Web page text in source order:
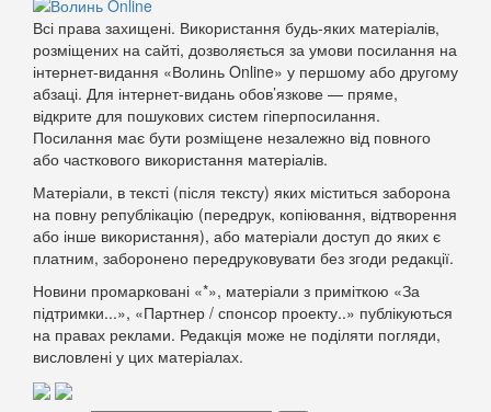
Всі права захищені. Використання будь-яких матеріалів,
розміщених на сайті, дозволяється за умови посилання на
інтернет-видання «Волинь Online» у першому або другому
абзаці. Для інтернет-видань обов’язкове — пряме,
відкрите для пошукових систем гіперпосилання.
Посилання має бути розміщене незалежно від повного
або часткового використання матеріалів.
Матеріали, в тексті (після тексту) яких міститься заборона
на повну републікацію (передрук, копіювання, відтворення
або інше використання), або матеріали доступ до яких є
платним, заборонено передруковувати без згоди редакції.
Новини промарковані «*», матеріали з приміткою «За
підтримки...», «Партнер / спонсор проекту..» публікуються
на правах реклами. Редакція може не поділяти погляди,
висловлені у цих матеріалах.